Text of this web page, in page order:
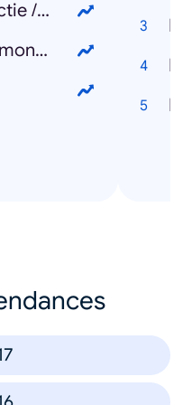
Facebook connectie / connexion
match coupe du monde